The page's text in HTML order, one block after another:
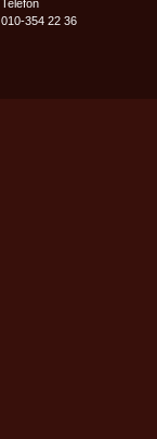
Telefon
010-354 22 36